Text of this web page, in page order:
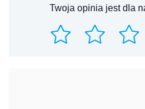
Twoja opinia jest dla